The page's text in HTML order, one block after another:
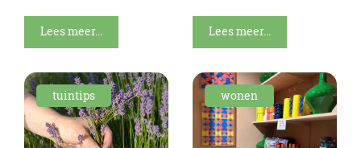
Lees meer... Lees meer...
tuintips wonen